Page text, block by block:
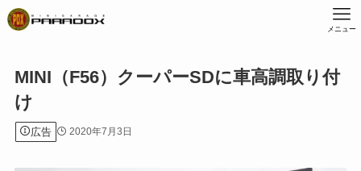
メニュー
MINI（F56）クーパーSDに車高調取り付
け
広告 2020年7月3日